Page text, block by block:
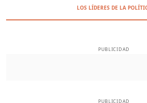
LOS LÍDERES DE LA
PUBLICIDAD
PUBLICIDAD